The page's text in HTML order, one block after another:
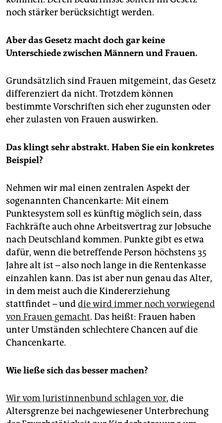
noch stärker berücksichtigt werden.
Aber das Gesetz macht doch gar keine
Unterschiede zwischen Männern und Frauen.
Grundsätzlich sind Frauen mitgemeint, das Gesetz
differenziert da nicht. Trotzdem können
bestimmte Vorschriften sich eher zugunsten oder
eher zulasten von Frauen auswirken.
Das klingt sehr abstrakt. Haben Sie ein konkretes
Beispiel?
Nehmen wir mal einen zentralen Aspekt der
sogenannten Chancenkarte: Mit einem
Punktesystem soll es künftig möglich sein, dass
Fachkräfte auch ohne Arbeitsvertrag zur Jobsuche
nach Deutschland kommen. Punkte gibt es etwa
dafür, wenn die betreffende Person höchstens 35
Jahre alt ist – also noch lange in die Rentenkasse
einzahlen kann. Das ist aber nun genau das Alter,
in dem meist auch die Kindererziehung
stattfindet – unddie wird immer noch vorwiegend
von Frauen gemacht. Das heißt: Frauen haben
unter Umständen schlechtere Chancen auf die
Chancenkarte.
Wie ließe sich das besser machen?
Wir vom Juristinnenbund schlagen vor, die
Altersgrenze bei nachgewiesener Unterbrechung